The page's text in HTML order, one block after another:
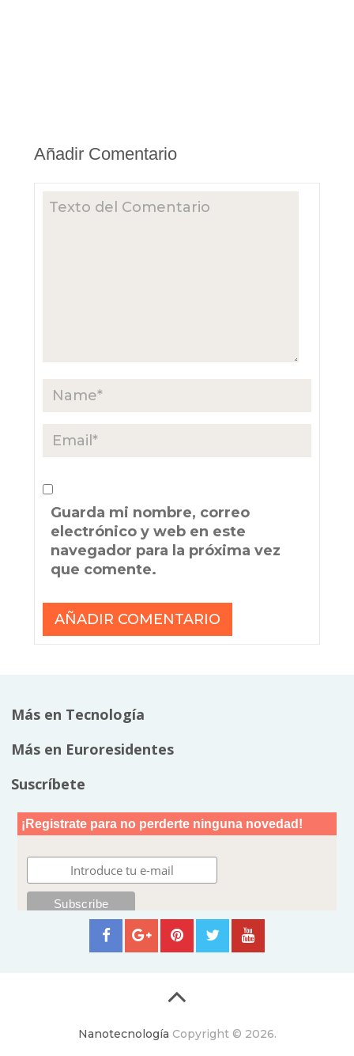
Añadir Comentario
Guarda mi nombre, correo
electrónico y web en este
navegador para la próxima vez
que comente.
Más en Tecnología
Más en Euroresidentes
Suscríbete
Nanotecnología Copyright © 2026.